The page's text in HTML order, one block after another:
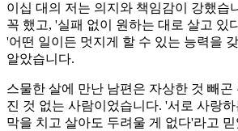
이십 대의 저는 의지와 책임감이 강했습
꼭 했고, '실패 없이 원하는 대로 살고 있
'어떤 일이든 멋지게 할 수 있는 능력을
알았습니다.
스물한 살에 만난 남편은 자상한 것 빼
진 것 없는 사람이었습니다. '서로 사랑
막을 치고 살아도 두려울 게 없다'라고